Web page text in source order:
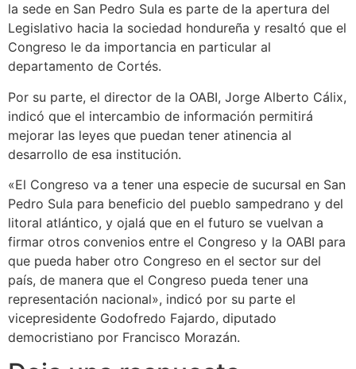
la sede en San Pedro Sula es parte de la apertura del
Legislativo hacia la sociedad hondureña y resaltó que el
Congreso le da importancia en particular al
departamento de Cortés.
Por su parte, el director de la OABI, Jorge Alberto Cálix,
indicó que el intercambio de información permitirá
mejorar las leyes que puedan tener atinencia al
desarrollo de esa institución.
«El Congreso va a tener una especie de sucursal en San
Pedro Sula para beneficio del pueblo sampedrano y del
litoral atlántico, y ojalá que en el futuro se vuelvan a
firmar otros convenios entre el Congreso y la OABI para
que pueda haber otro Congreso en el sector sur del
país, de manera que el Congreso pueda tener una
representación nacional», indicó por su parte el
vicepresidente Godofredo Fajardo, diputado
democristiano por Francisco Morazán.